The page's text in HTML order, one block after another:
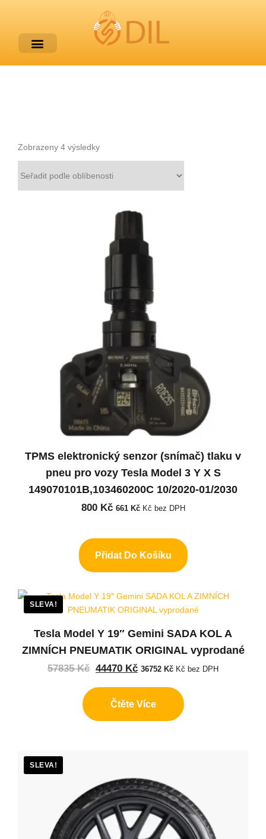
Zobrazeny 4 výsledky
TPMS elektronický senzor (snímač) tlaku v
pneu pro vozy Tesla Model 3 Y X S
149070101B,103460200C 10/2020-01/2030
800 Kč 661 KčKč bez DPH
Přidat Do Košíku
SLEVA!
Tesla Model Y 19″ Gemini SADA KOL A
ZIMNÍCH PNEUMATIK ORIGINAL vyprodané
57835Kč 44470 Kč 36752 Kč Kč bez DPH
Čtěte Více
SLEVA!